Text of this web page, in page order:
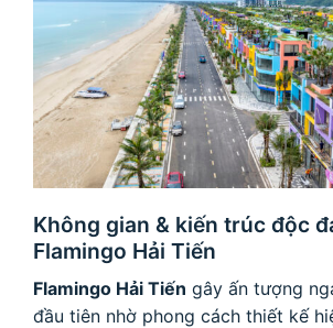
Không gian & kiến trúc độc
Flamingo Hải Tiến
Flamingo Hải Tiến gây ấn tượng
đầu tiên nhờ phong cách thiết kế